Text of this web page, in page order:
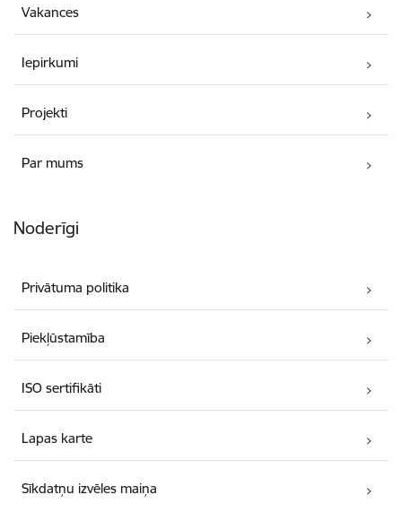
Vakances
Iepirkumi
Projekti
Par mums
Noderīgi
Privātuma politika
Piekļūstamība
ISO sertifikāti
Lapas karte
Sīkdatņu izvēles maiņa